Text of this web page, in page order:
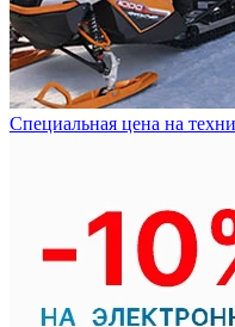
Специальная цена на